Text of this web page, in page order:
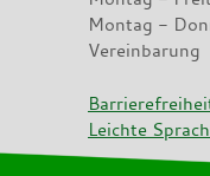
Montag -
Vereinbarung
Leichte